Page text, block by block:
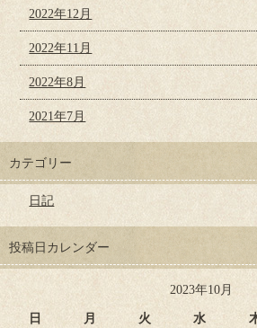
2022年12月
2022年11月
2022年8月
2021年7月
カテゴリー
日記
投稿日カレンダー
2023年10月
日 月 火 水